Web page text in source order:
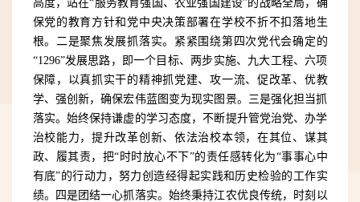
高度，站在“服务教育强国、农业强国建设”的战略全局，确
保党的教育方针和党中央决策部署在学校不折不扣落地生
根。二是聚焦发展抓落实。 紧紧围绕第四次 党代会确定的
“1296”发展思路，即一个目标、两步实施、九大工程、六项
保障，以真抓实干的精神抓党建、攻一流、促改革、优教
学、强创新，确保宏伟蓝图变为现实图景。三是强化担当抓
落实。始终保持谦虚的学习态度，不断提升管党治党、办学
治校能力，提升改革创新、依法治校本领，在其位、谋其
政、履其责，把“时时放心不下”的责任感转化为“事事心中
有底”的行动力 ，努力创造经得起实践和历史检验的工作实
绩。四是团结一心抓落实。始终秉持江农优良传统，时刻以